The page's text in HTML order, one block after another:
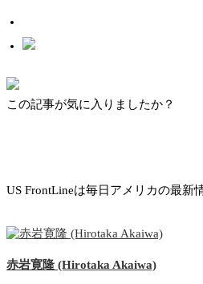
この記事が気に入りましたか？
US FrontLineは毎日アメリカの最新
赤岩寛隆 (Hirotaka Akaiwa)